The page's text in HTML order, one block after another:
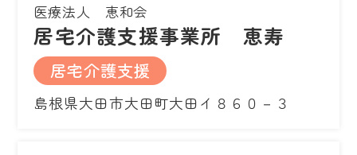
医療法人 恵和会
居宅介護支援事業所 恵寿
居宅介護支援
島根県大田市大田町大田イ８６０－３